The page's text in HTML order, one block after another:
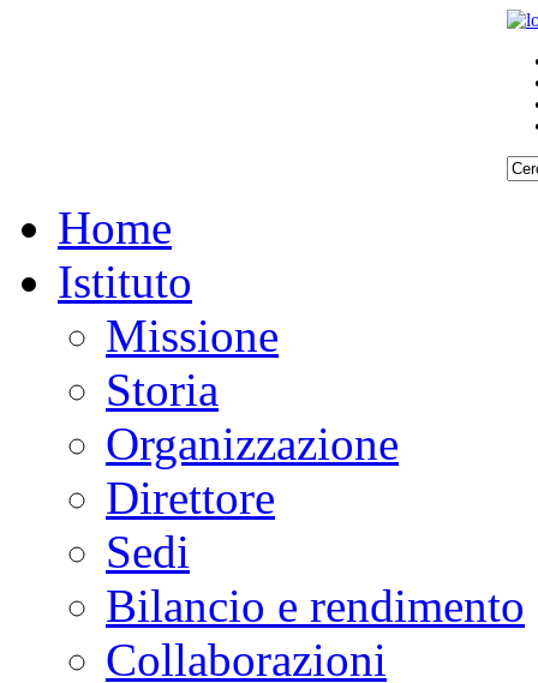
Home
Istituto
Missione
Storia
Organizzazione
Direttore
Sedi
Bilancio e rendimento
Collaborazioni